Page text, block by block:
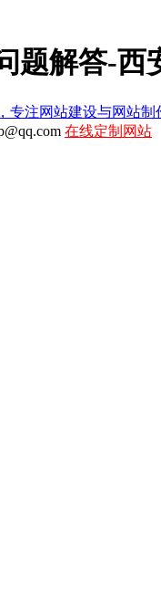
题解答-西
在线定制网站